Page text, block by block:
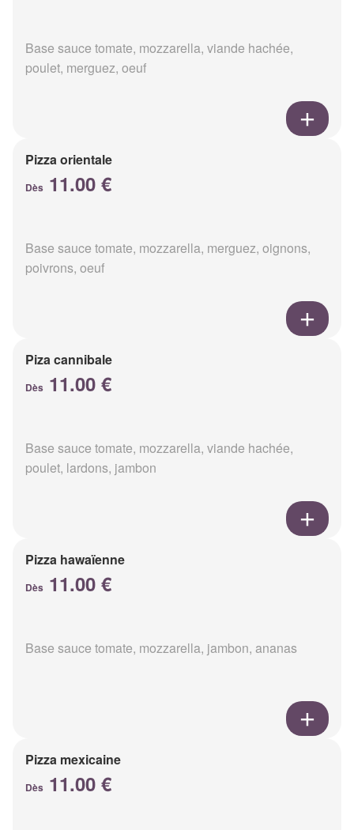
Base sauce tomate, mozzarella, viande hachée,
poulet, merguez, oeuf
Pizza orientale
Dès 11.00 €
Base sauce tomate, mozzarella, merguez, oignons,
poivrons, oeuf
Piza cannibale
Dès 11.00 €
Base sauce tomate, mozzarella, viande hachée,
poulet, lardons, jambon
Pizza hawaïenne
Dès 11.00 €
Base sauce tomate, mozzarella, jambon, ananas
Pizza mexicaine
Dès 11.00 €